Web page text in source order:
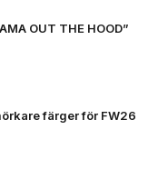
OUT THE HOOD”
färger för FW26